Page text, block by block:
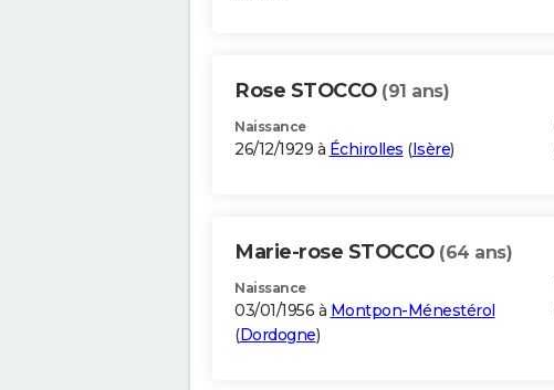
Rose STOCCO (91 ans)
Naissance
26/12/1929 à Échirolles (Isère)
Marie-rose STOCCO (64 ans)
Naissance
03/01/1956 à Montpon-Ménestérol
(Dordogne)